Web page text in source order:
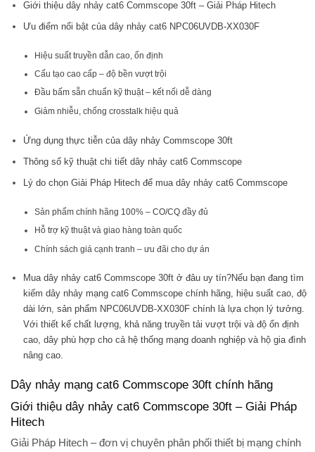
Giới thiệu dây nhảy cat6 Commscope 30ft – Giải Pháp Hitech
Ưu điểm nổi bật của dây nhảy cat6 NPC06UVDB-XX030F
Hiệu suất truyền dẫn cao, ổn định
Cấu tạo cao cấp – độ bền vượt trội
Đầu bấm sẵn chuẩn kỹ thuật – kết nối dễ dàng
Giảm nhiễu, chống crosstalk hiệu quả
Ứng dụng thực tiễn của dây nhảy Commscope 30ft
Thông số kỹ thuật chi tiết dây nhảy cat6 Commscope
Lý do chọn Giải Pháp Hitech để mua dây nhảy cat6 Commscope
Sản phẩm chính hãng 100% – CO/CQ đầy đủ
Hỗ trợ kỹ thuật và giao hàng toàn quốc
Chính sách giá cạnh tranh – ưu đãi cho dự án
Mua dây nhảy cat6 Commscope 30ft ở đâu uy tín?Nếu bạn đang tìm
kiếm dây nhảy mạng cat6 Commscope chính hãng, hiệu suất cao, độ
dài lớn, sản phẩm NPC06UVDB-XX030F chính là lựa chọn lý tưởng.
Với thiết kế chất lượng, khả năng truyền tải vượt trội và độ ổn định
cao, dây phù hợp cho cả hệ thống mạng doanh nghiệp và hộ gia đình
nâng cao.
Dây nhảy mạng cat6 Commscope 30ft chính hãng
Giới thiệu dây nhảy cat6 Commscope 30ft – Giải Pháp
Hitech
Giải Pháp Hitech – đơn vị chuyên phân phối thiết bị mạng chính